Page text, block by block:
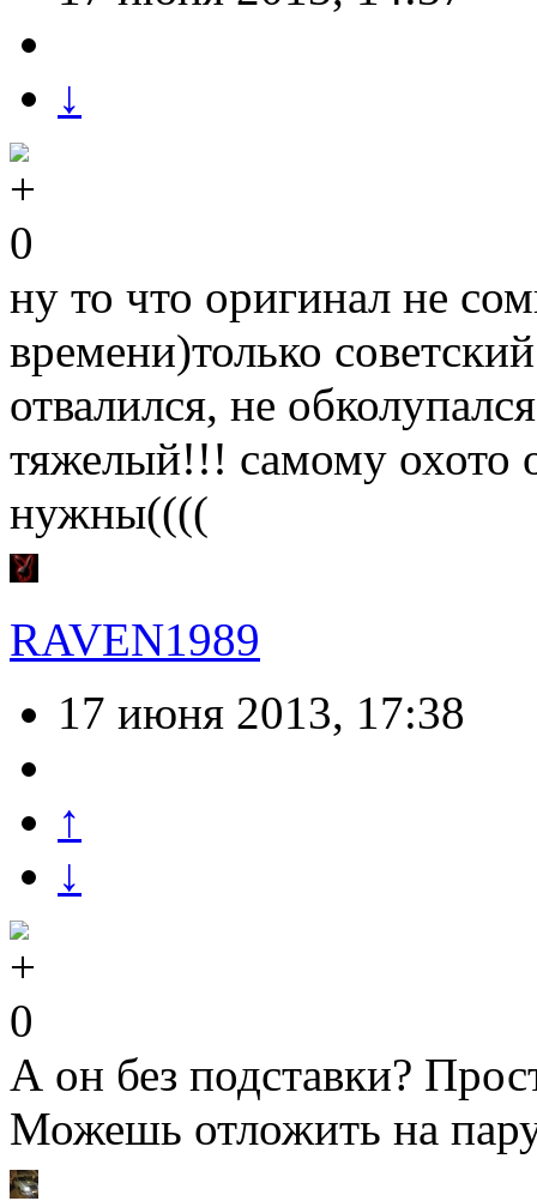
↓
0
ну то что оригинал не
времени)только
отвалился, не
тяжелый!!! самому охото
нужны((((
RAVEN1989
17 июня 2013, 17:38
↑
↓
0
А он без подставки?
Можешь отложить на